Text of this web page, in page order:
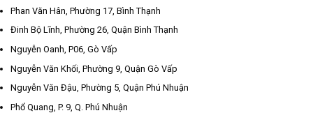
Phan Văn Hân, Phường 17, Bình Thạnh
Đinh Bộ Lĩnh, Phường 26, Quận Bình Thạnh
Nguyễn Oanh, P06, Gò Vấp
Nguyễn Văn Khối, Phường 9, Quận Gò Vấp
Nguyễn Văn Đậu, Phường 5, Quận Phú Nhuận
Phổ Quang, P. 9, Q. Phú Nhuận